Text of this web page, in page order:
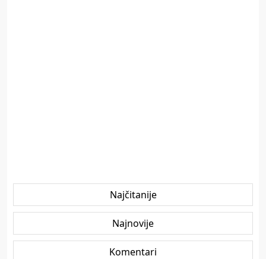
Najčitanije
Najnovije
Komentari